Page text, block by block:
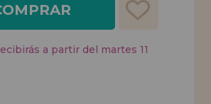
a partir del martes 11